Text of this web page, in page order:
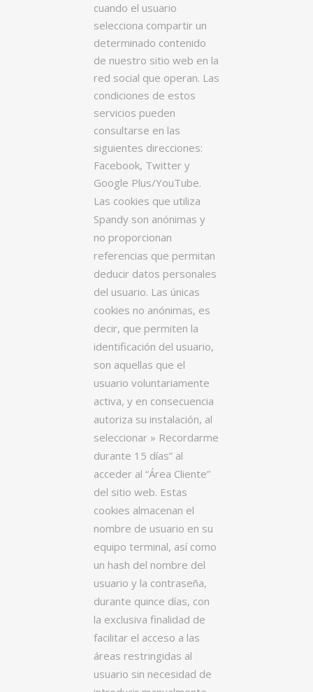
cuando el usuario
selecciona compartir un
determinado contenido
de nuestro sitio web en la
red social que operan. Las
condiciones de estos
servicios pueden
consultarse en las
siguientes direcciones:
Facebook, Twitter y
Google Plus/YouTube.
Las cookies que utiliza
Spandy son anónimas y
no proporcionan
referencias que permitan
deducir datos personales
del usuario. Las únicas
cookies no anónimas, es
decir, que permiten la
identificación del usuario,
son aquellas que el
usuario voluntariamente
activa, y en consecuencia
autoriza su instalación, al
seleccionar » Recordarme
durante 15 días” al
acceder al “Área Cliente”
del sitio web. Estas
cookies almacenan el
nombre de usuario en su
equipo terminal, así como
un hash del nombre del
usuario y la contraseña,
durante quince días, con
la exclusiva finalidad de
facilitar el acceso a las
áreas restringidas al
usuario sin necesidad de